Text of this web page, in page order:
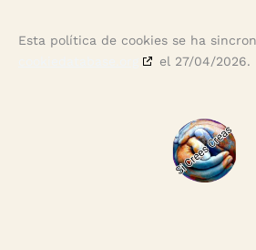
Esta política de cookies se ha
el 27/04/2026.